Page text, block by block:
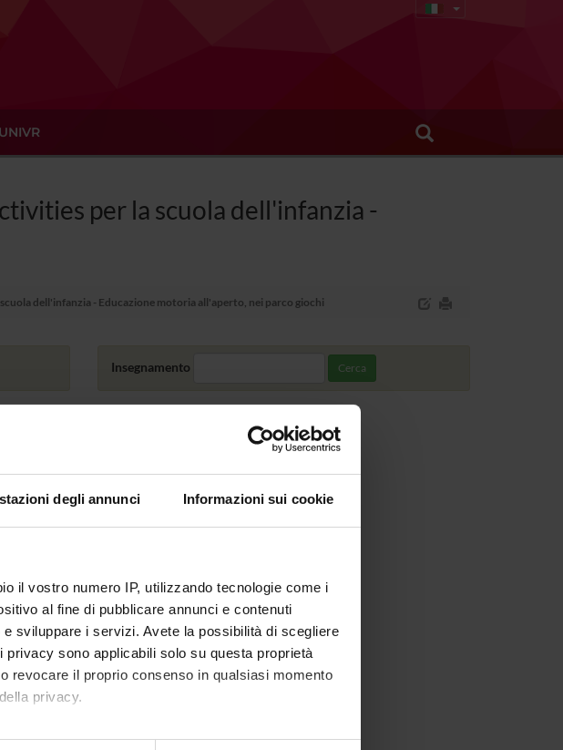
degli annunci Informazioni sui cookie
il vostro numero IP, utilizzando tecnologie come i
al fine di pubblicare annunci e contenuti
sviluppare i servizi. Avete la possibilità di scegliere
sono applicabili solo su questa proprietà
revocare il proprio consenso in qualsiasi momento
privacy.
per la scuola dell'infanzia -
dell'infanzia - Educazione motoria all'aperto, nei parco giochi
Insegnamento Cerca